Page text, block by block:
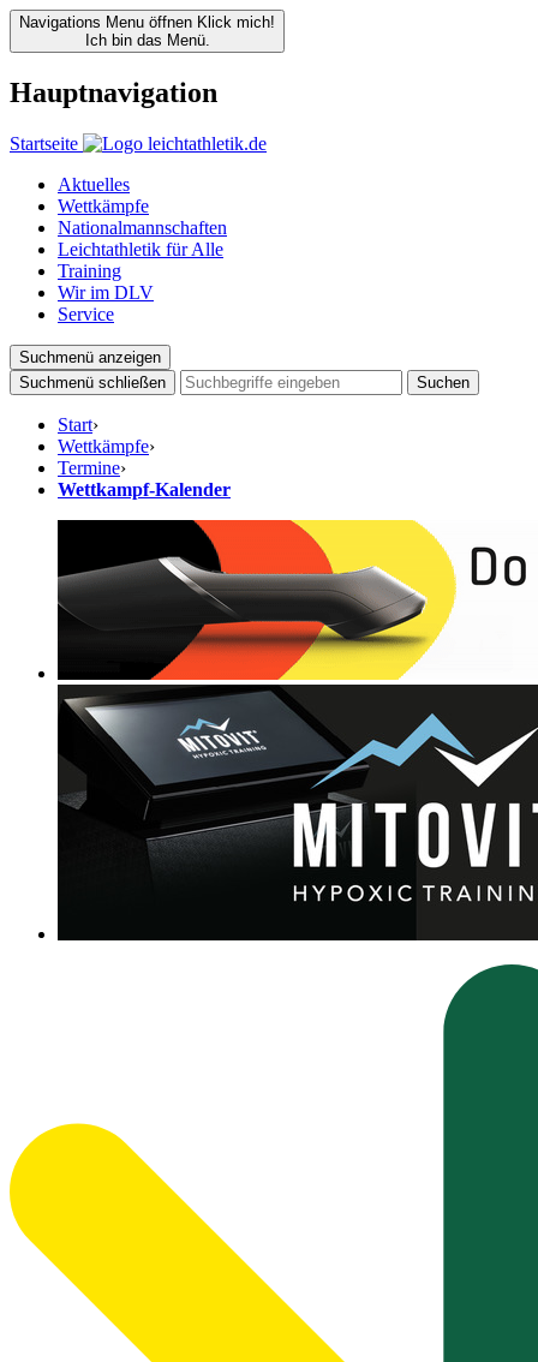
Navigations Menu öffnen Klick mich!
Ich bin das Menü.
Hauptnavigation
Startseite
Aktuelles
Wettkämpfe
Nationalmannschaften
Leichtathletik für Alle
Training
Wir im DLV
Service
Suchmenü anzeigen
Suchmenü schließen
Suchen
Start›
Wettkämpfe›
Termine›
Wettkampf-Kalender